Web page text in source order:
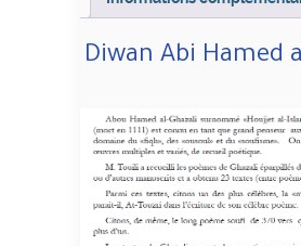
Diwan Abi Hamed